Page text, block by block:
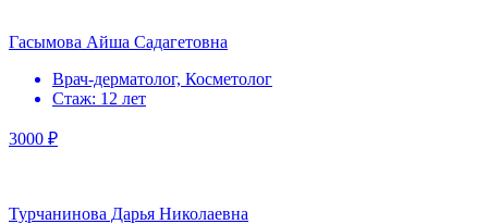
Гасымова Айша Садагетовна
Врач-дерматолог, Косметолог
Стаж: 12 лет
3000 ₽
Турчанинова Дарья Николаевна